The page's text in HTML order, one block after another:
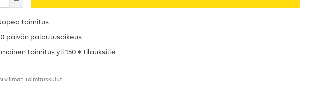
toimitus
päivän palautusoikeus
toimitus yli 150 € tilauksille
ilman Toimituskulut